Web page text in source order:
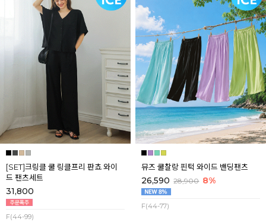
[SET]크링클 쿨 링클프리 판쵸 와이
드 팬츠세트
31,800
F(44-99)
뮤즈 쿨찰랑 핀턱 와이드 밴딩팬츠
26,590 28,900 8%
F(44-77)